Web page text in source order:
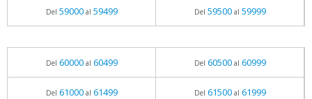
Del 59000al 59499 Del 59500al 59999
Del 60000al 60499 Del 60500al 60999
Del 61000al 61499 Del 61500al 61999